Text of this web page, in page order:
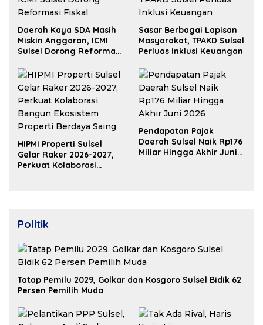
Daerah Kaya SDA Masih
Miskin Anggaran, ICMI
Sulsel Dorong Reformasi
Sasar Berbagai Lapisan
Masyarakat, TPAKD Sulsel
Perluas Inklusi Keuangan
HIPMI Properti Sulsel
Gelar Raker 2026-2027,
Perkuat Kolaborasi
Pendapatan Pajak
Daerah Sulsel Naik Rp176
Miliar Hingga Akhir Juni
Politik
Tatap Pemilu 2029, Golkar dan Kosgoro Sulsel Bidik 62
Persen Pemilih Muda